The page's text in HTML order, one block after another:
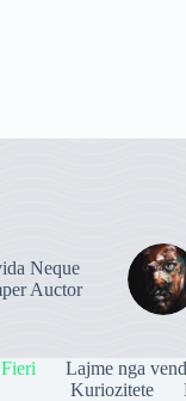
Neque
Auctor
Lajme nga
Kuriozitete